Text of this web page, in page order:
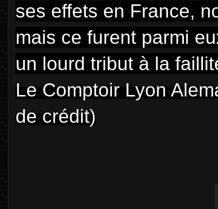
ses effets en France,
mais ce furent parmi
un lourd tribut à la
Le Comptoir Lyon
de crédit)